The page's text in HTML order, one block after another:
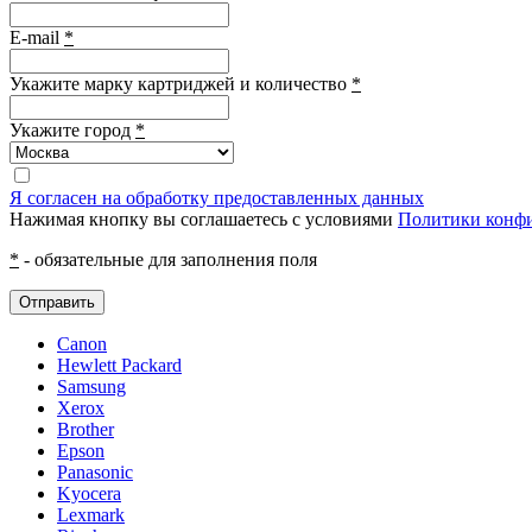
E-mail *
Укажите марку картриджей и количество *
Укажите город *
Я согласен на обработку предоставленных данных
Нажимая кнопку вы соглашаетесь с условиями Политики
* - обязательные для заполнения поля
Отправить
Canon
Hewlett Packard
Samsung
Xerox
Brother
Epson
Panasonic
Kyocera
Lexmark